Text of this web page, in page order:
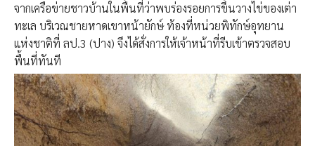
จากเครือข่ายชาวบ้านในพื้นที่ว่าพบร่องรอยการขึ้นวางไข่ของเต่า
ทะเล บริเวณชายหาดเขาหน้ายักษ์ ท้องที่หน่วยพิทักษ์อุทยาน
แห่งชาติที่ ลป.3 (ปาง) จึงได้สั่งการให้เจ้าหน้าที่รีบเข้าตรวจสอบ
พื้นที่ทันที